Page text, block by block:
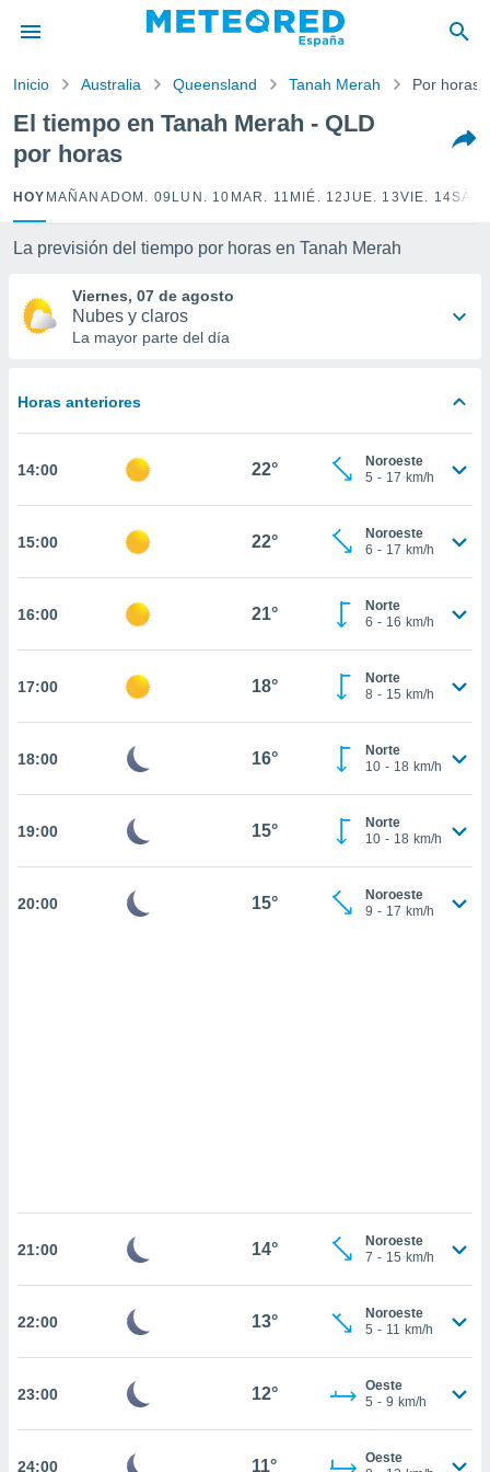
por
para
la
calidad.
a este
las
y
forma
basada
permite
coste.
botón
a la
todas
ya sean
nos
en
perfil
y
de
En
CONTINUAR
Inicio Australia Queensland Tanah Merah Por horas
El tiempo en Tanah Merah - QLD
por horas
HOY MAÑANA DOM. 09 LUN. 10 MAR. 11 MIÉ. 12JUE. 13VIE. 14
La previsión del tiempo por horas en Tanah Merah
Viernes, 07 de agosto
Nubes y claros
La mayor parte del día
Horas anteriores
14:00 22°
Noroeste
5 - 17 km/h
15:00 22°
Noroeste
6 - 17 km/h
16:00 21°
Norte
6 - 16 km/h
17:00 18°
Norte
8 - 15 km/h
18:00 16°
Norte
10 - 18 km/h
19:00 15°
Norte
10 - 18 km/h
20:00 15°
Noroeste
9 - 17 km/h
21:00 14°
Noroeste
7 - 15 km/h
22:00 13°
Noroeste
5 - 11 km/h
23:00 12°
Oeste
5 - 9 km/h
24:00 11°
Oeste